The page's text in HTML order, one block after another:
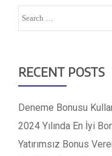
RECENT POSTS
Deneme Bonusu
2024 Yılında En İyi
Yatırımsız Bonus